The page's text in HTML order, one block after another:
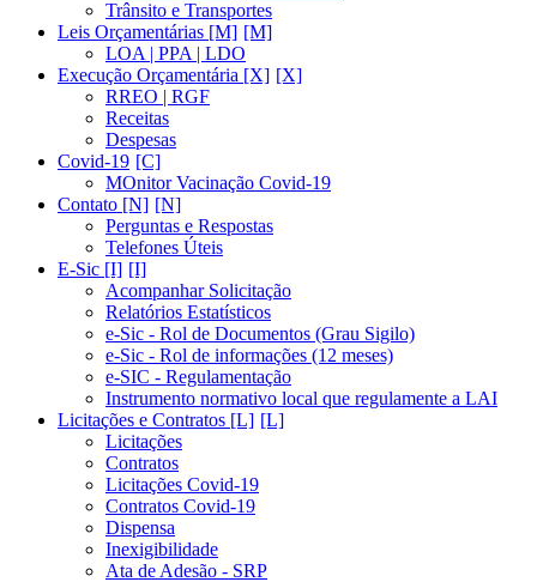
Trânsito e Transportes
Leis Orçamentárias [M]
LOA | PPA | LDO
Execução Orçamentária [X]
RREO | RGF
Receitas
Despesas
Covid-19
MOnitor Vacinação Covid-19
Contato [N]
Perguntas e Respostas
Telefones Úteis
E-Sic [I]
Acompanhar Solicitação
Relatórios Estatísticos
e-Sic - Rol de Documentos (Grau Sigilo)
e-Sic - Rol de informações (12 meses)
e-SIC - Regulamentação
Instrumento normativo local que regulamente a LAI
Licitações e Contratos [L]
Licitações
Contratos
Licitações Covid-19
Contratos Covid-19
Dispensa
Inexigibilidade
Ata de Adesão - SRP